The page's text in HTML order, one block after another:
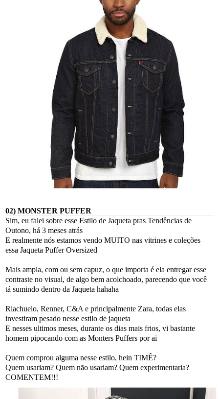
02) MONSTER PUFFER
Sim, eu falei sobre esse Estilo de Jaqueta pras Tendências de
Outono, há 3 meses atrás
E realmente nós estamos vendo MUITO nas vitrines e coleções
essa Jaqueta Puffer Oversized
Mais ampla, com ou sem capuz, o que importa é ela entregar esse
contraste no visual, de algo bem acolchoado, parecendo que você
tá sumindo dentro da Jaqueta hahaha
Riachuelo, Renner, C&A e principalmente Zara, todas elas
investiram pesado nesse estilo de jaqueta
E nesses ultimos meses, durante os dias mais frios, vi bastante
homem pipocando com as Monters Puffers por ai
Quem comprou alguma nesse estilo, hein TIMÊ?
Quem usariam? Quem não usariam? Quem experimentaria?
COMENTEM!!!